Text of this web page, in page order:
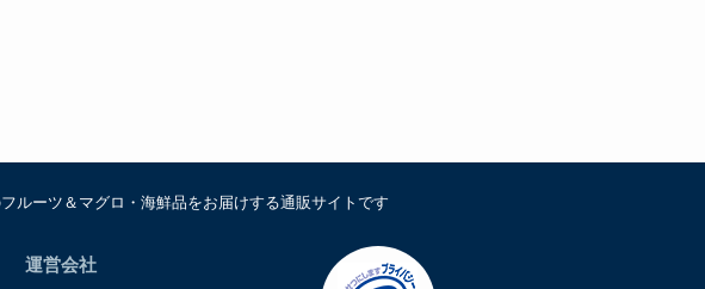
ルーツ＆マグロ・海鮮品をお届けする通販サイトです
運営会社